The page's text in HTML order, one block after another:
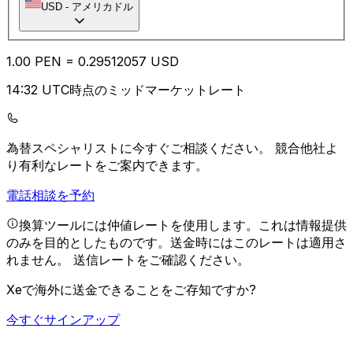
USD - アメリカドル
1.00 PEN = 0.29512057 USD
14:32 UTC時点のミッドマーケットレート
為替スペシャリストに今すぐご相談ください。 競合他社よ
り有利なレートをご案内できます。
電話相談を予約
換算ツールには仲値レートを使用します。これは情報提供
のみを目的としたものです。送金時にはこのレートは適用さ
れません。 送信レートをご確認ください。
Xeで海外に送金できることをご存知ですか?
今すぐサインアップ